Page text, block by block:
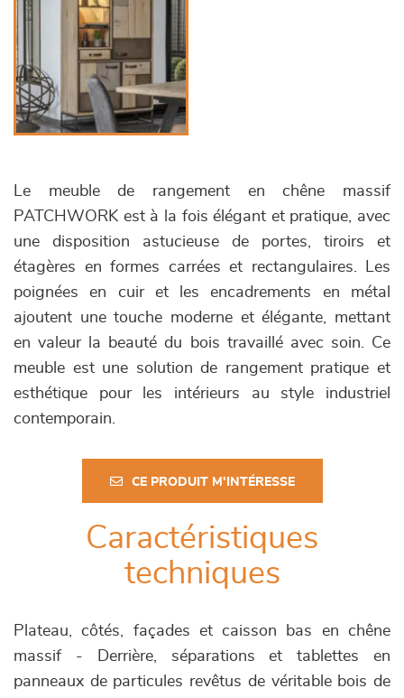
Le meuble de rangement en chêne massif
PATCHWORK est à la fois élégant et pratique, avec
une disposition astucieuse de portes, tiroirs et
étagères en formes carrées et rectangulaires. Les
poignées en cuir et les encadrements en métal
ajoutent une touche moderne et élégante, mettant
en valeur la beauté du bois travaillé avec soin. Ce
meuble est une solution de rangement pratique et
esthétique pour les intérieurs au style industriel
contemporain.
CE PRODUIT M'INTÉRESSE
Caractéristiques
techniques
Plateau, côtés, façades et caisson bas en chêne
massif - Derrière, séparations et tablettes en
panneaux de particules revêtus de véritable bois de